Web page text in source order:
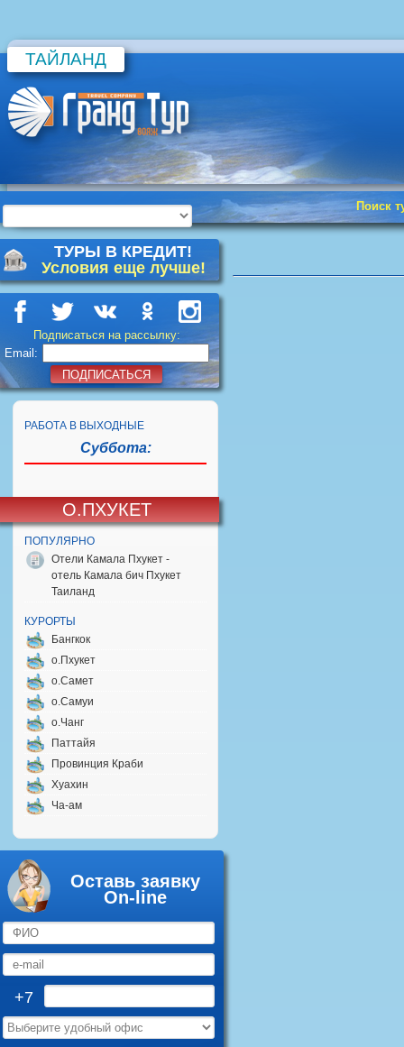
ТАЙЛАНД
Поиск
ТУРЫ В КРЕДИТ!
Условия еще лучше!
Подписаться на рассылку:
Email:
ПОДПИСАТЬСЯ
РАБОТА В ВЫХОДНЫЕ
Суббота:
О.ПХУКЕТ
ПОПУЛЯРНО
Отели Камала Пхукет -
отель Камала бич Пхукет
Таиланд
КУРОРТЫ
Бангкок
о.Пхукет
о.Самет
о.Самуи
о.Чанг
Паттайя
Провинция Краби
Хуахин
Ча-ам
Оставь заявку
On-line
+7